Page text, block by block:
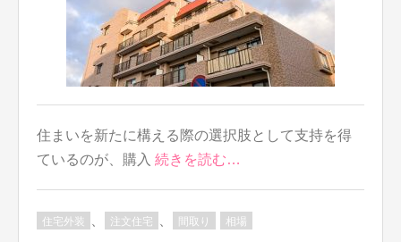
住まいを新たに構える際の選択肢として支持を得
ているのが、購入 続きを読む…
住宅外装 注文住宅 間取り 相場